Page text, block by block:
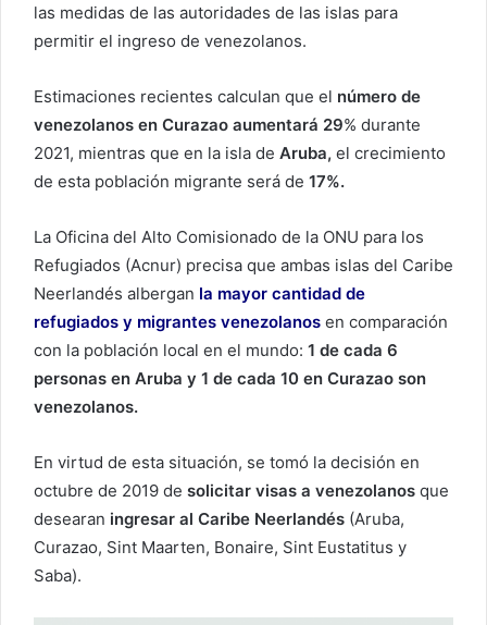
las medidas de las autoridades de las islas para
permitir el ingreso de venezolanos.
Estimaciones recientes calculan que el número de
venezolanos en Curazao aumentará 29% durante
2021, mientras que en la isla de Aruba, el crecimiento
de esta población migrante será de 17%.
La Oficina del Alto Comisionado de la ONU para los
Refugiados (Acnur) precisa que ambas islas del Caribe
Neerlandés albergan la mayor cantidad de
refugiados y migrantes venezolanos en comparación
con la población local en el mundo: 1 de cada 6
personas en Aruba y 1 de cada 10 en Curazao son
venezolanos.
En virtud de esta situación, se tomó la decisión en
octubre de 2019 de solicitar visas a venezolanos que
desearan ingresar al Caribe Neerlandés (Aruba,
Curazao, Sint Maarten, Bonaire, Sint Eustatitus y
Saba).